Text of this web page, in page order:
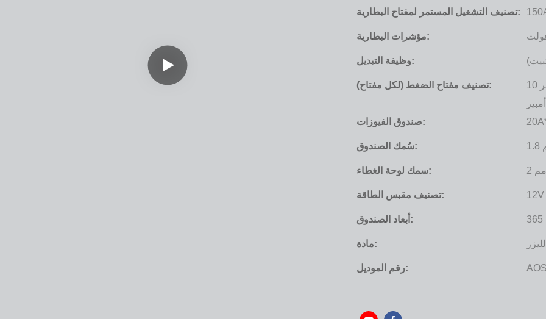
تصنيف التشغيل المستمر لمفتاح البطارية:
مؤشرات البطارية:
وظيفة التبديل:
تصنيف مفتاح الضغط (لكل مفتاح):
جهد مزدوج 12 فولت تيار مستمر 20 أمبير / 24 فولت تيار مستمر 10
أمبير
صندوق الفيوزات:
سُمك الصندوق:
سمك لوحة الغطاء: 2 مم
تصنيف مقبس الطاقة: 12V
أبعاد الصندوق:
مادة:
رقم الموديل: